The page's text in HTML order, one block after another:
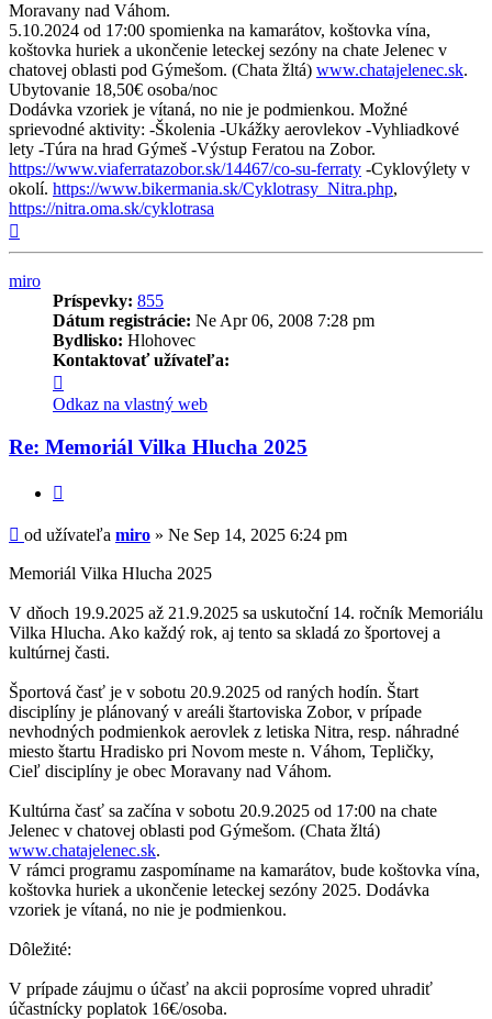
Moravany nad Váhom.
5.10.2024 od 17:00 spomienka na kamarátov, koštovka vína,
koštovka huriek a ukončenie leteckej sezóny na chate Jelenec v
chatovej oblasti pod Gýmešom. (Chata žltá) www.chatajelenec.sk.
Ubytovanie 18,50€ osoba/noc
Dodávka vzoriek je vítaná, no nie je podmienkou. Možné
sprievodné aktivity: -Školenia -Ukážky aerovlekov -Vyhliadkové
lety -Túra na hrad Gýmeš -Výstup Feratou na Zobor.
https://www.viaferratazobor.sk/14467/co-su-ferraty -Cyklovýlety v
okolí. https://www.bikermania.sk/Cyklotrasy_Nitra.php,
https://nitra.oma.sk/cyklotrasa
miro
Príspevky: 855
Dátum registrácie: Ne Apr 06, 2008 7:28 pm
Bydlisko: Hlohovec
Kontaktovať užívateľa:
informácie
užívateľa
-
miro
Odkaz na vlastný web
Re: Memoriál Vilka Hlucha 2025
Príspevok
od užívateľa miro » Ne Sep 14, 2025 6:24 pm
Memoriál Vilka Hlucha 2025
V dňoch 19.9.2025 až 21.9.2025 sa uskutoční 14. ročník Memoriálu
Vilka Hlucha. Ako každý rok, aj tento sa skladá zo športovej a
kultúrnej časti.
Športová časť je v sobotu 20.9.2025 od raných hodín. Štart
disciplíny je plánovaný v areáli štartoviska Zobor, v prípade
nevhodných podmienkok aerovlek z letiska Nitra, resp. náhradné
miesto štartu Hradisko pri Novom meste n. Váhom, Tepličky,
Cieľ disciplíny je obec Moravany nad Váhom.
Kultúrna časť sa začína v sobotu 20.9.2025 od 17:00 na chate
Jelenec v chatovej oblasti pod Gýmešom. (Chata žltá)
www.chatajelenec.sk.
V rámci programu zaspomíname na kamarátov, bude koštovka vína,
koštovka huriek a ukončenie leteckej sezóny 2025. Dodávka
vzoriek je vítaná, no nie je podmienkou.
Dôležité:
V prípade záujmu o účasť na akcii poprosíme vopred uhradiť
účastnícky poplatok 16€/osoba.